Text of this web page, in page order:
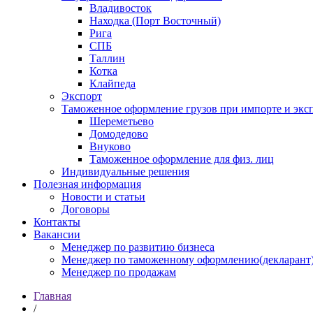
Владивосток
Находка (Порт Восточный)
Рига
СПБ
Таллин
Котка
Клайпеда
Экспорт
Таможенное оформление грузов при импорте и
Шереметьево
Домодедово
Внуково
Таможенное оформление для физ. лиц
Индивидуальные решения
Полезная информация
Новости и статьи
Договоры
Контакты
Вакансии
Менеджер по развитию бизнеса
Менеджер по таможенному
Менеджер по продажам
Главная
/